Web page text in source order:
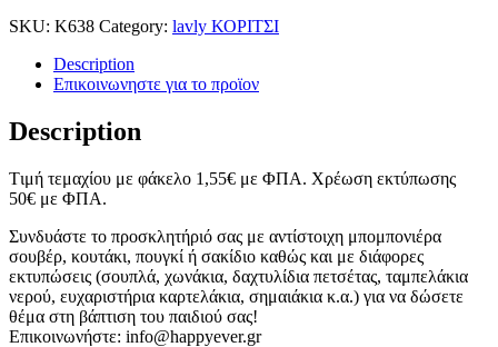
SKU: Κ638 Category: lavly ΚΟΡΙΤΣΙ
Description
Επικοινωνηστε για το προϊoν
Description
Tιμή τεμαχίου με φάκελο 1,55€ με ΦΠΑ. Χρέωση εκτύπωσης
50€ με ΦΠΑ.
Συνδυάστε το προσκλητήριό σας με αντίστοιχη μπομπονιέρα
σουβέρ, κουτάκι, πουγκί ή σακίδιο καθώς και με διάφορες
εκτυπώσεις (σουπλά, χωνάκια, δαχτυλίδια πετσέτας, ταμπελάκια
νερού, ευχαριστήρια καρτελάκια, σημαιάκια κ.α.) για να δώσετε
θέμα στη βάπτιση του παιδιού σας!
Επικοινωνήστε: info@happyever.gr